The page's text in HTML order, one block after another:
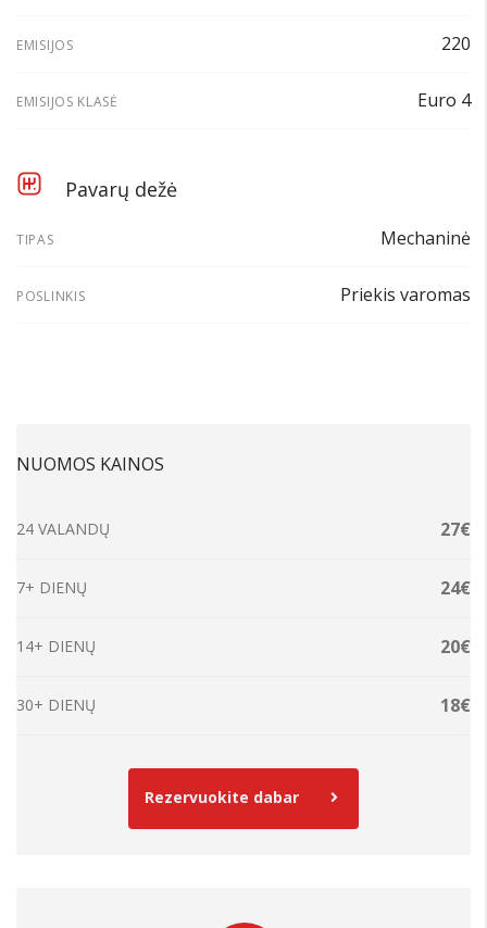
EMISIJOS 220
EMISIJOS KLASĖ Euro 4
Pavarų dežė
TIPAS Mechaninė
POSLINKIS Priekis varomas
NUOMOS KAINOS
24 VALANDŲ 27€
7+ DIENŲ 24€
14+ DIENŲ 20€
30+ DIENŲ 18€
Rezervuokite dabar